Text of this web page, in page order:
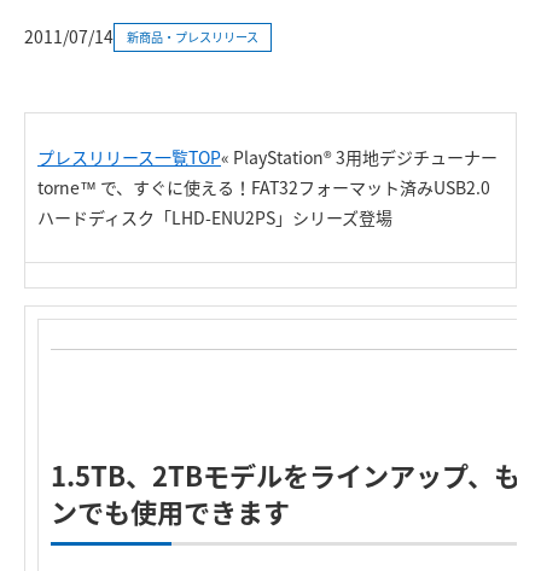
2011/07/14 新商品・プレスリリース
プレスリリース一覧TOP« PlayStation® 3用地デジチューナー
torne™ で、すぐに使える！FAT32フォーマット済みUSB2.0
ハードディスク「LHD-ENU2PS」シリーズ登場
1.5TB、2TBモデルをラインアップ、も
ンでも使用できます